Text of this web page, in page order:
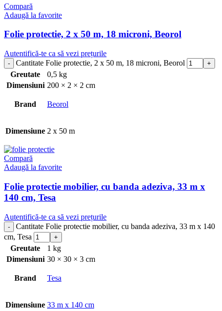
Compară
Adaugă la favorite
Folie protectie, 2 x 50 m, 18 microni, Beorol
Autentifică-te ca să vezi prețurile
Cantitate Folie protectie, 2 x 50 m, 18 microni, Beorol
Greutate
0,5 kg
Dimensiuni 200 × 2 × 2 cm
Brand Beorol
Dimensiune 2 x 50 m
Compară
Adaugă la favorite
Folie protectie mobilier, cu banda adeziva, 33 m x
140 cm, Tesa
Autentifică-te ca să vezi prețurile
Cantitate Folie protectie mobilier, cu banda adeziva, 33 m x 140
cm, Tesa
Greutate
1 kg
Dimensiuni 30 × 30 × 3 cm
Brand Tesa
Dimensiune 33 m x 140 cm